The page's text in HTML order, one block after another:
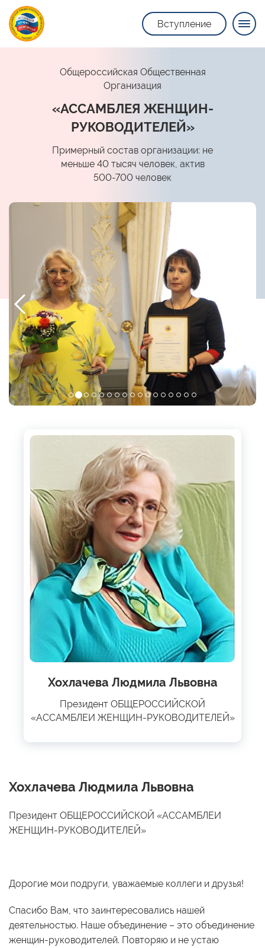
Вступление
Общероссийская Общественная
Организация
«АССАМБЛЕЯ ЖЕНЩИН-
РУКОВОДИТЕЛЕЙ»
Примерный состав организации: не
меньше 40 тысяч человек, актив
500-700 человек
Хохлачева Людмила Львовна
Президент ОБЩЕРОССИЙСКОЙ
«АССАМБЛЕИ ЖЕНЩИН-РУКОВОДИТЕЛЕЙ»
Хохлачева Людмила Львовна
Президент ОБЩЕРОССИЙСКОЙ «АССАМБЛЕИ
ЖЕНЩИН-РУКОВОДИТЕЛЕЙ»
Дорогие мои подруги, уважаемые коллеги и друзья!
Спасибо Вам, что заинтересовались нашей
деятельностью. Наше объединение – это объединение
женщин-руководителей. Повторяю и не устаю